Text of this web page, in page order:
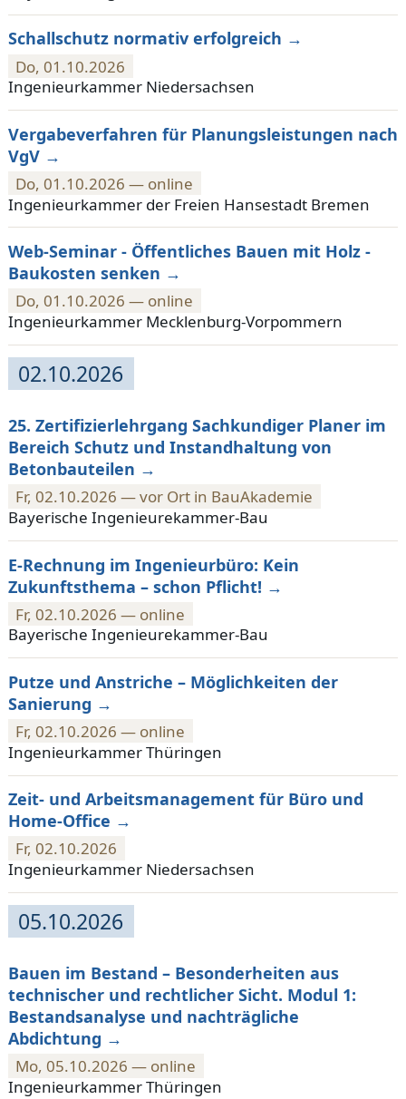
Schallschutz normativ erfolgreich
Do, 01.10.2026
Ingenieurkammer Niedersachsen
Vergabeverfahren für Planungsleistungen nach
VgV
Do, 01.10.2026 — online
Ingenieurkammer der Freien Hansestadt Bremen
Web-Seminar - Öffentliches Bauen mit Holz -
Baukosten senken
Do, 01.10.2026 — online
Ingenieurkammer Mecklenburg-Vorpommern
02.10.2026
25. Zertifizierlehrgang Sachkundiger Planer im
Bereich Schutz und Instandhaltung von
Betonbauteilen
Fr, 02.10.2026 — vor Ort in BauAkademie
Bayerische Ingenieurekammer-Bau
E-Rechnung im Ingenieurbüro: Kein
Zukunftsthema – schon Pflicht!
Fr, 02.10.2026 — online
Bayerische Ingenieurekammer-Bau
Putze und Anstriche – Möglichkeiten der
Sanierung
Fr, 02.10.2026 — online
Ingenieurkammer Thüringen
Zeit- und Arbeitsmanagement für Büro und
Home-Office
Fr, 02.10.2026
Ingenieurkammer Niedersachsen
05.10.2026
Bauen im Bestand – Besonderheiten aus
technischer und rechtlicher Sicht. Modul 1:
Bestandsanalyse und nachträgliche
Abdichtung
Mo, 05.10.2026 — online
Ingenieurkammer Thüringen